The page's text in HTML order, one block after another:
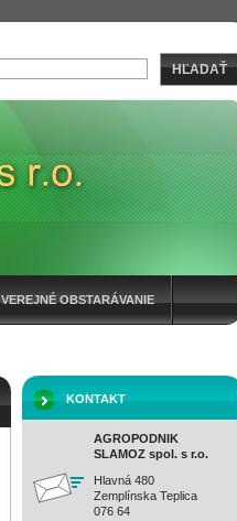
VEREJNÉ OBSTARÁVANIE
KONTAKT
AGROPODNIK
SLAMOZ spol. s r.o.
Hlavná 480
Zemplínska Teplica
076 64
HĽADAŤ